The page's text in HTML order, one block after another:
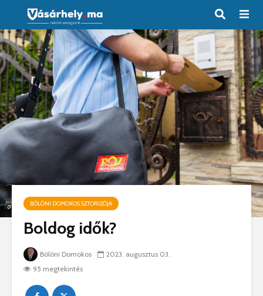
BÖLÖNI DOMOKOS SZTORIZÓJA
Boldog idők?
Bölöni Domokos
2023. augusztus 03.
95 megtekintés